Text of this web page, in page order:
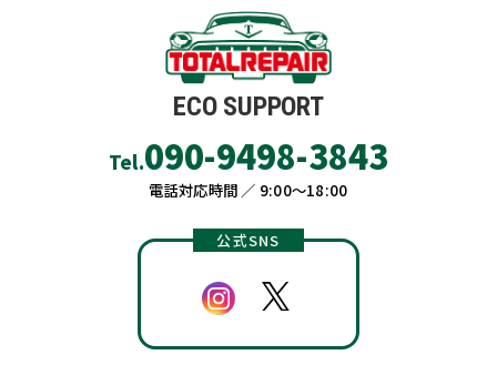
ECO SUPPORT
Tel.090-9498-3843
電話対応時間 ／ 9:00〜18:00
公式SNS